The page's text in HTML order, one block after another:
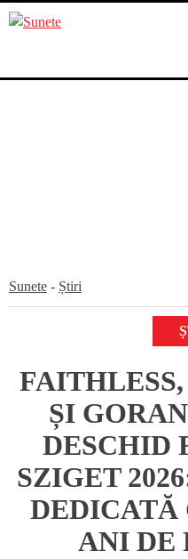
Sunete - Știri
ȘI
DESCHID
SZIGET
DEDICATĂ
ANI DE